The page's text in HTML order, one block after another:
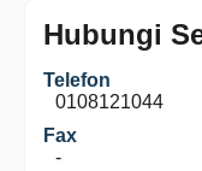
Hubungi
Telefon
0108121044
Fax
-